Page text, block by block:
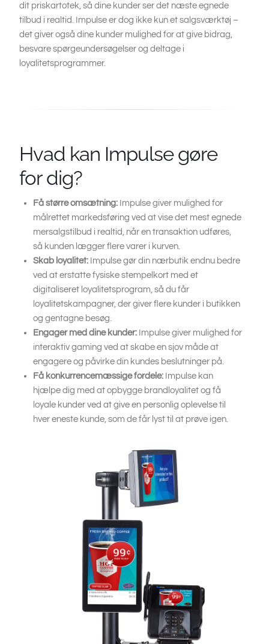
dit priskartotek, så dine kunder ser det næste egnede
tilbud i realtid. Impulse er dog ikke kun et salgsværktøj –
det giver også dine kunder mulighed for at give bidrag,
besvare spørgeundersøgelser og deltage i
loyalitetsprogrammer.
Hvad kan Impulse gøre
for dig?
Få større omsætning:Impulse giver mulighed for
målrettet markedsføring ved at vise det mest egnede
mersalgstilbud i realtid, når en transaktion udføres,
så kunden lægger flere varer i kurven.
Skab loyalitet:Impulse gør din nærbutik endnu bedre
ved at erstatte fysiske stempelkort med et
digitaliseret loyalitetsprogram, så du får
loyalitetskampagner, der giver flere kunder i butikken
og gentagne besøg.
Engager med dine kunder:Impulse giver mulighed for
interaktiv gaming ved at skabe en sjov måde at
engagere og påvirke din kundes beslutninger på.
Få konkurrencemæssige fordele:Impulse kan
hjælpe dig med at opbygge brandloyalitet og få
loyale kunder ved at give en personlig oplevelse til
hver eneste kunde, som de får lyst til at prøve igen.